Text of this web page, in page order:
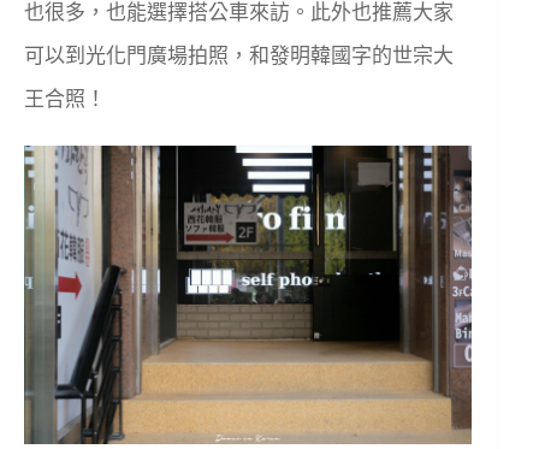
也很多，也能選擇搭公車來訪。此外也推薦大家
可以到光化門廣場拍照，和發明韓國字的世宗大
王合照！